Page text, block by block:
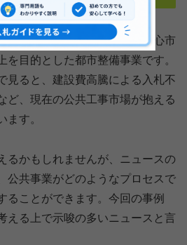
ケード整備は、鹿児島市の中心市
を目的とした都市整備事業です。
見ると、建設費高騰による入札不
ど、現在の公共工事市場が抱える
ます。
るかもしれませんが、ニュースの
公共事業がどのようなプロセスで
ることができます。今回の事例
える上で示唆の多いニュースと言